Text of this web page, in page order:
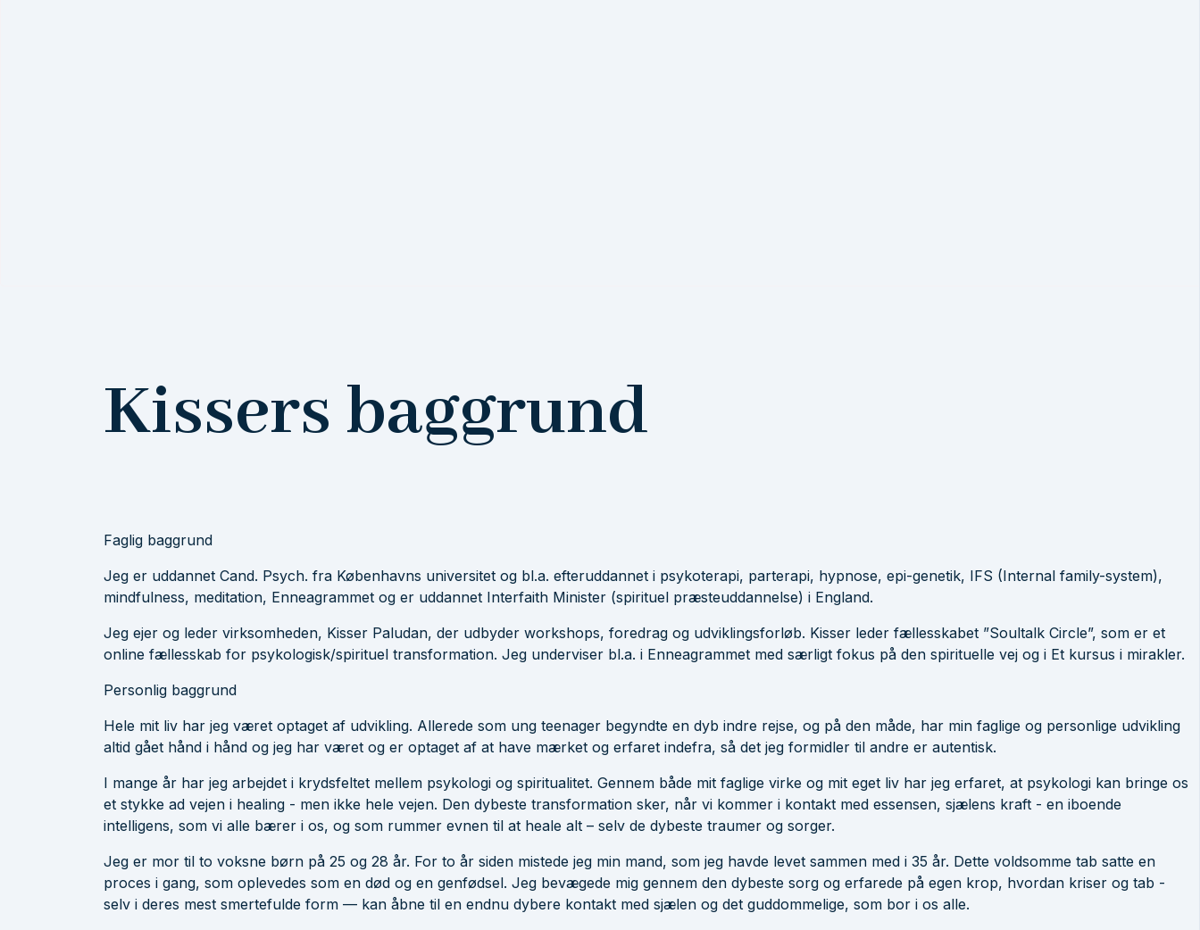
Kissers baggrund
Faglig baggrund
Jeg er uddannet Cand. Psych. fra Københavns universitet og bl.a. efteruddannet i psykoterapi, parterapi, hypnose, epi-genetik, IFS (Internal family-system),
mindfulness, meditation, Enneagrammet og er uddannet Interfaith Minister (spirituel præsteuddannelse) i England.
Jeg ejer og leder virksomheden, Kisser Paludan, der udbyder workshops, foredrag og udviklingsforløb. Kisser leder fællesskabet ”Soultalk Circle”, som er et
online fællesskab for psykologisk/spirituel transformation. Jeg underviser bl.a. i Enneagrammet med særligt fokus på den spirituelle vej og i Et kursus i mirakler.
Personlig baggrund
Hele mit liv har jeg været optaget af udvikling. Allerede som ung teenager begyndte en dyb indre rejse, og på den måde, har min faglige og personlige udvikling
altid gået hånd i hånd og jeg har været og er optaget af at have mærket og erfaret indefra, så det jeg formidler til andre er autentisk.
I mange år har jeg arbejdet i krydsfeltet mellem psykologi og spiritualitet. Gennem både mit faglige virke og mit eget liv har jeg erfaret, at psykologi kan bringe os
et stykke ad vejen i healing - men ikke hele vejen. Den dybeste transformation sker, når vi kommer i kontakt med essensen, sjælens kraft - en iboende
intelligens, som vi alle bærer i os, og som rummer evnen til at heale alt – selv de dybeste traumer og sorger.
Jeg er mor til to voksne børn på 25 og 28 år. For to år siden mistede jeg min mand, som jeg havde levet sammen med i 35 år. Dette voldsomme tab satte en
proces i gang, som oplevedes som en død og en genfødsel. Jeg bevægede mig gennem den dybeste sorg og erfarede på egen krop, hvordan kriser og tab -
selv i deres mest smertefulde form — kan åbne til en endnu dybere kontakt med sjælen og det guddommelige, som bor i os alle.